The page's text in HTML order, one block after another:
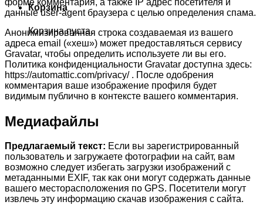
Корзина
Корзина пуста.
данные user-agent браузера с целью определения спама.
Анонимизированная строка создаваемая из вашего
адреса email («хеш») может предоставляться сервису
Gravatar, чтобы определить используете ли вы его.
Политика конфиденциальности Gravatar доступна здесь:
https://automattic.com/privacy/ . После одобрения
комментария ваше изображение профиля будет
видимым публично в контексте вашего комментария.
Медиафайлы
Предлагаемый текст: Если вы зарегистрированный
пользователь и загружаете фотографии на сайт, вам
возможно следует избегать загрузки изображений с
метаданными EXIF, так как они могут содержать данные
вашего месторасположения по GPS. Посетители могут
извлечь эту информацию скачав изображения с сайта.